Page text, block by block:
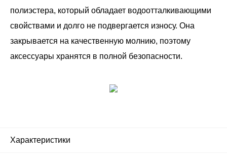
полиэстера, который обладает водоотталкивающими
свойствами и долго не подвергается износу. Она
закрывается на качественную молнию, поэтому
аксессуары хранятся в полной безопасности.
Характеристики